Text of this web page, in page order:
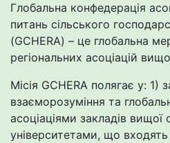
Глобальна конфедерація
питань сільського
(GCHERA) – це глобальна
регіональних асоціацій
Місія GCHERA полягає у: 1)
взаєморозуміння та
асоціаціями закладів вищої
університетами, що входять